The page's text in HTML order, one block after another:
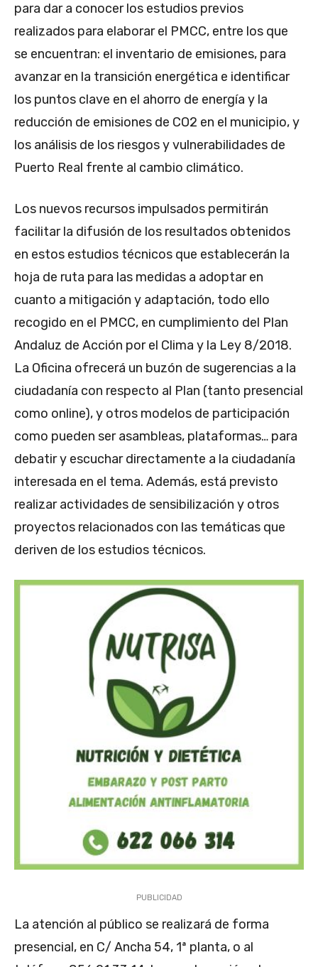
para dar a conocer los estudios previos
realizados para elaborar el PMCC, entre los que
se encuentran: el inventario de emisiones, para
avanzar en la transición energética e identificar
los puntos clave en el ahorro de energía y la
reducción de emisiones de CO2 en el municipio, y
los análisis de los riesgos y vulnerabilidades de
Puerto Real frente al cambio climático.
Los nuevos recursos impulsados permitirán
facilitar la difusión de los resultados obtenidos
en estos estudios técnicos que establecerán la
hoja de ruta para las medidas a adoptar en
cuanto a mitigación y adaptación, todo ello
recogido en el PMCC, en cumplimiento del Plan
Andaluz de Acción por el Clima y la Ley 8/2018.
La Oficina ofrecerá un buzón de sugerencias a la
ciudadanía con respecto al Plan (tanto presencial
como online), y otros modelos de participación
como pueden ser asambleas, plataformas… para
debatir y escuchar directamente a la ciudadanía
interesada en el tema. Además, está previsto
realizar actividades de sensibilización y otros
proyectos relacionados con las temáticas que
deriven de los estudios técnicos.
PUBLICIDAD
La atención al público se realizará de forma
presencial, en C/ Ancha 54, 1ª planta, o al